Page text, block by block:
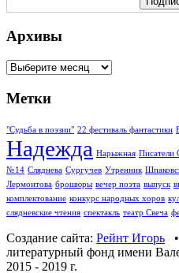
Архивы
Архивы
Метки
"Судьба в поэзии" 22 фестиваль фантастики
Надежда Нарыжная Писатели
№14 Сляднева Сургучев Утренник
Лермонтова брошюры вечер поэта выпуск
комплектование конкурс народных хоров
слядневские чтения спектакль театр Свеча
Создание сайта: Рейнт Игорь
литературный фонд имени
2015 - 2019 г.